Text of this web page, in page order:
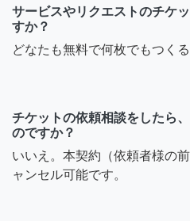
サービスやリクエストのチケ
すか？
どなたも無料で何枚でもつく
チケットの依頼相談をしたら
のですか？
いいえ。本契約（依頼者様の
ャンセル可能です。